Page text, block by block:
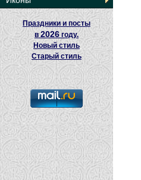
Праздники и посты
в2026 году.
Новый стиль
Старый стиль